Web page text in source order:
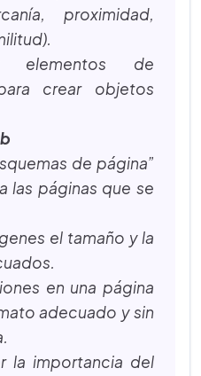
proximidad,
de
crear objetos
de página”
las páginas que se
el tamaño y la
en una página
adecuado y sin
la importancia del